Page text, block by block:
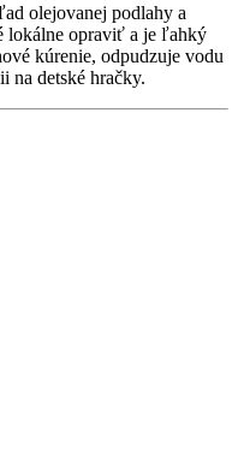
olejovanej podlahy a
lokálne opraviť a je ľahký
kúrenie, odpudzuje vodu
na detské hračky.